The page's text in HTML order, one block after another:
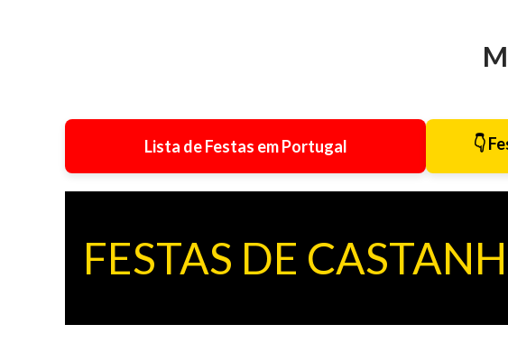
Lista de Festas em Portugal 👇
FESTAS DE